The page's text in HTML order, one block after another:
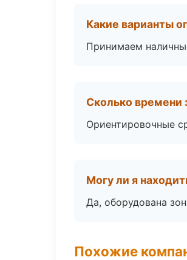
Какие варианты
Принимаем
Сколько времени
Ориентировочные
Могу ли я
Да, оборудована
Похожие